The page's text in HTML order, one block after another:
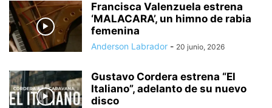
Francisca Valenzuela estrena
‘MALACARA’, un himno de rabia
femenina
Anderson Labrador - 20 junio, 2026
Gustavo Cordera estrena “El
Italiano”, adelanto de su nuevo
disco